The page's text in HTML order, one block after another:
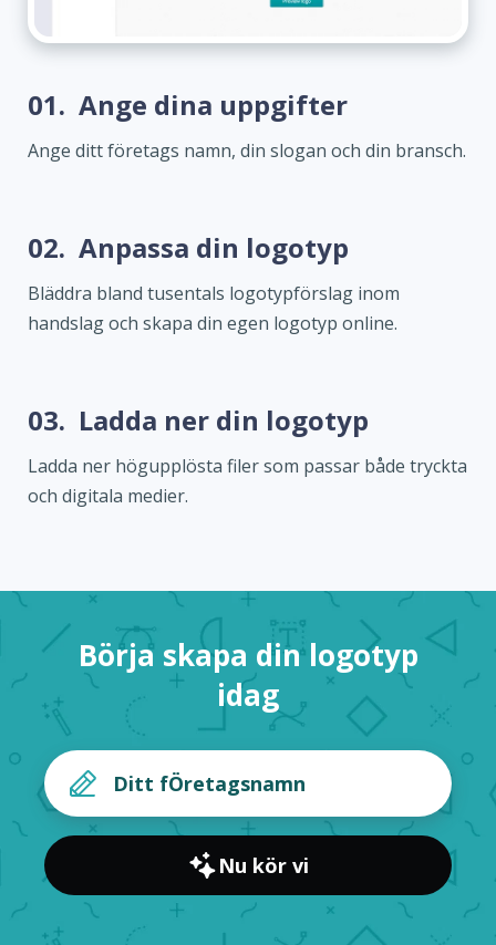
01. Ange dina uppgifter
Ange ditt företags namn, din slogan och din bransch.
02. Anpassa din logotyp
Bläddra bland tusentals logotypförslag inom
handslag och skapa din egen logotyp online.
03. Ladda ner din logotyp
Ladda ner högupplösta filer som passar både tryckta
och digitala medier.
Börja skapa din logotyp
idag
Nu kör vi